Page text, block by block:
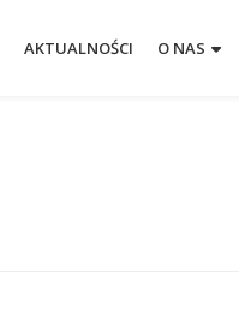
AKTUALNOŚCI O NAS